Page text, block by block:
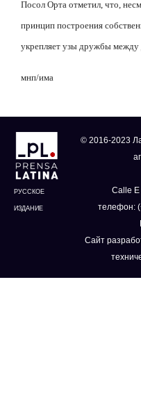
Посол Орта отметил, что,
принцип построения
укрепляет узы дружбы между
мнп/има
РУССКОЕ
ИЗДАНИЕ
© 2016-2023
Calle
телефон:
Сайт